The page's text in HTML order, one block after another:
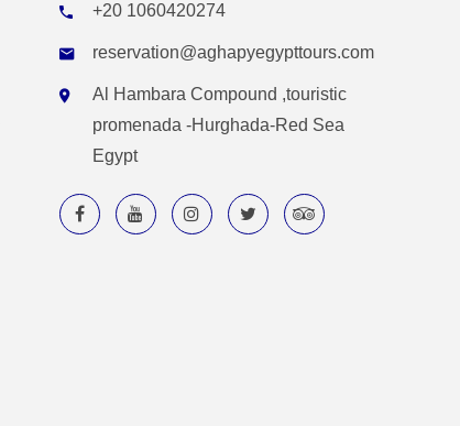
+20 1060420274
reservation@aghapyegypttours.com
Al Hambara Compound ,touristic
promenada -Hurghada-Red Sea
Egypt